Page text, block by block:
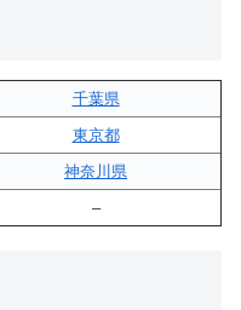
千葉県
東京都
神奈川県
–